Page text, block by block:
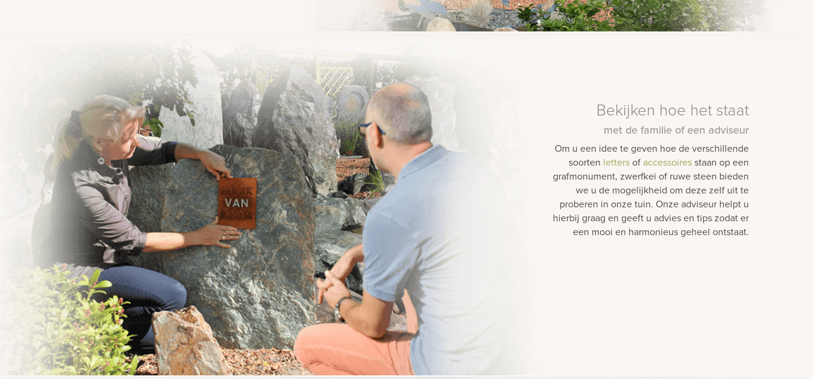
Bekijken hoe het staat
met de familie of een adviseur
Om u een idee te geven hoe de verschillende
soorten lettersofaccessoiresstaan op een
grafmonument, zwerfkei of ruwe steen bieden
we u de mogelijkheid om deze zelf uit te
proberen in onze tuin. Onze adviseur helpt u
hierbij graag en geeft u advies en tips zodat er
een mooi en harmonieus geheel ontstaat.